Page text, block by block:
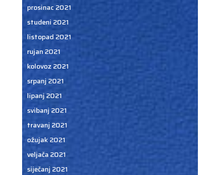
prosinac 2021
studeni 2021
listopad 2021
rujan 2021
kolovoz 2021
srpanj 2021
lipanj 2021
svibanj 2021
travanj 2021
ožujak 2021
veljača 2021
siječanj 2021